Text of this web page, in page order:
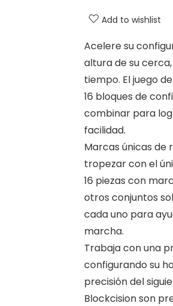
Add to wishlist
Acelere su
altura de su
tiempo. El juego
16 bloques de
combinar para
facilidad.
Marcas únicas de
tropezar con el
16 piezas con
otros conjuntos
cada uno para
marcha.
Trabaja con una
configurando su
precisión del
Blockcision son